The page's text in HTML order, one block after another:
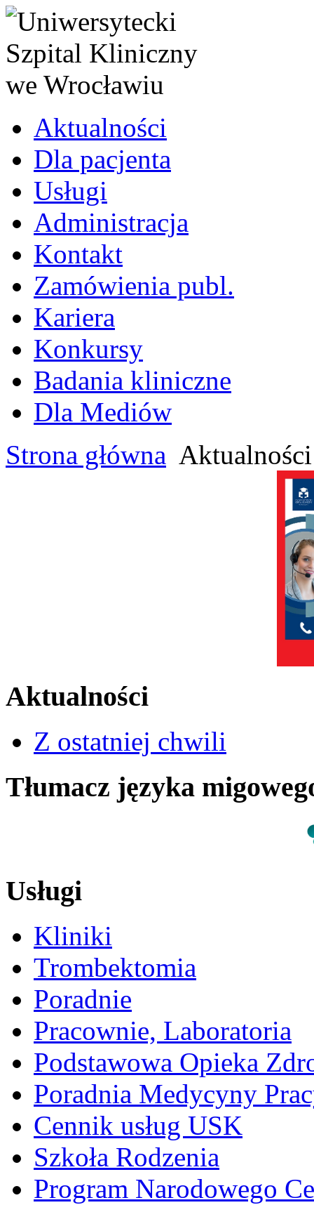
Aktualności
Dla pacjenta
Usługi
Administracja
Kontakt
Zamówienia publ.
Kariera
Konkursy
Badania kliniczne
Dla Mediów
Strona główna Aktualności
Aktualności
Z ostatniej chwili
Tłumacz języka
Usługi
Kliniki
Trombektomia
Poradnie
Pracownie, Laboratoria
Podstawowa Opieka
Poradnia Medycyny
Cennik usług USK
Szkoła Rodzenia
Program Narodowego